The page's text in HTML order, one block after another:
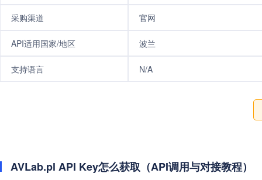
采购渠道 官网
API适用国家/地区 波兰
支持语言 N/A
AVLab.pl API Key怎么获取（API调用与对接教程）